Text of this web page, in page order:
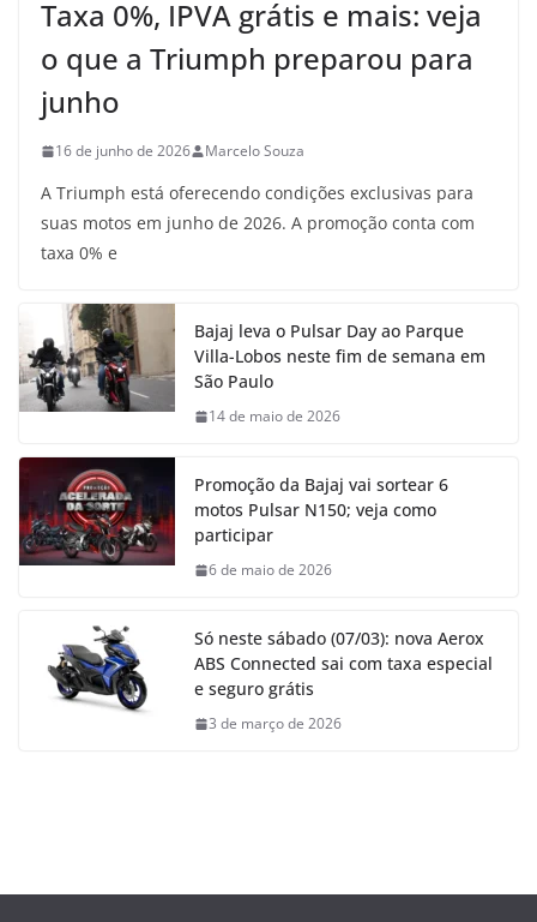
Taxa 0%, IPVA grátis e mais: veja
o que a Triumph preparou para
junho
16 de junho de 2026 Marcelo Souza
A Triumph está oferecendo condições exclusivas para
suas motos em junho de 2026. A promoção conta com
taxa 0% e
Bajaj leva o Pulsar Day ao Parque
Villa-Lobos neste fim de semana em
São Paulo
14 de maio de 2026
Promoção da Bajaj vai sortear 6
motos Pulsar N150; veja como
participar
6 de maio de 2026
Só neste sábado (07/03): nova Aerox
ABS Connected sai com taxa especial
e seguro grátis
3 de março de 2026